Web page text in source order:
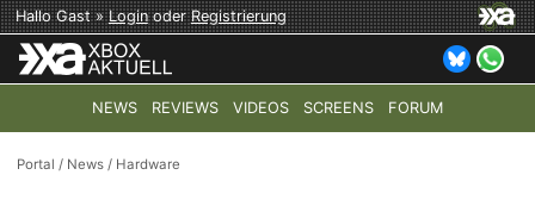
Hallo Gast »LoginoderRegistrierung
NEWS REVIEWS VIDEOS SCREENS FORUM
TOP-THEMEN: COD: MODERN WARFARE 4 HALO:
Portal / News / Hardware